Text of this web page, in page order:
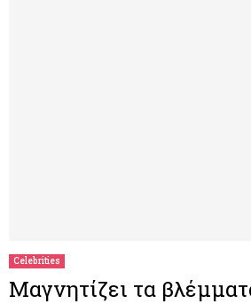
Celebrities
Μαγνητίζει τα